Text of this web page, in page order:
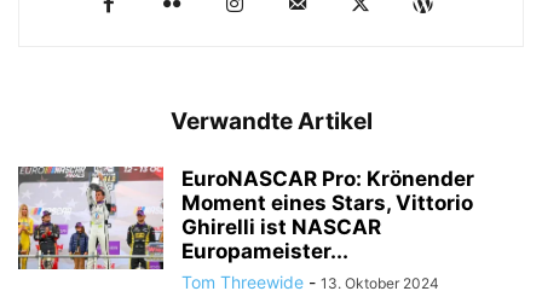
Verwandte Artikel
EuroNASCAR Pro: Krönender
Moment eines Stars, Vittorio
Ghirelli ist NASCAR
Europameister...
Tom Threewide - 13. Oktober 2024